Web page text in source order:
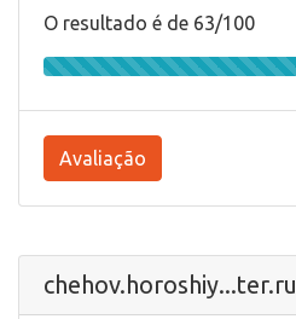
O resultado é de 63/100
Avaliação
chehov.horoshiy...ter.ru